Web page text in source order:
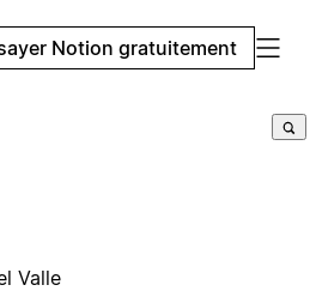
Notion gratuitement
Valle